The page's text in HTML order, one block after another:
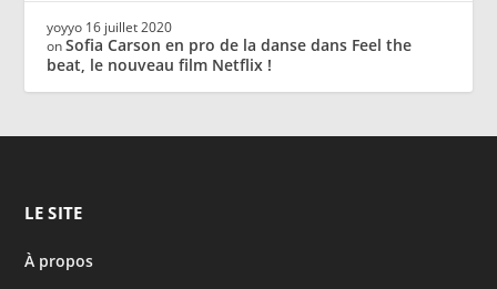
yoyyo 16 juillet 2020
onSofia Carson en pro de la danse dans Feel the
beat, le nouveau film Netflix !
LE SITE
À propos